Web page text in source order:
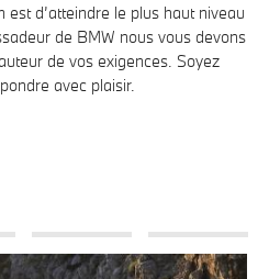
d’atteindre le plus haut niveau
de BMW nous vous devons
de vos exigences. Soyez
avec plaisir.